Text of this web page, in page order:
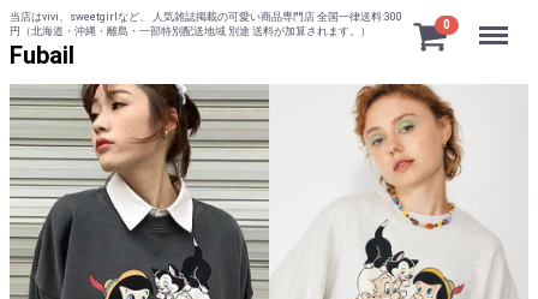
当店はvivi、sweetgirlなど、 人気雑誌掲載の可愛い商品専門店 全国一律送料:300
円（北海道・沖縄・離島・一部特別配送地域 別途 送料が加算されます。）
Fubail
0 Menu